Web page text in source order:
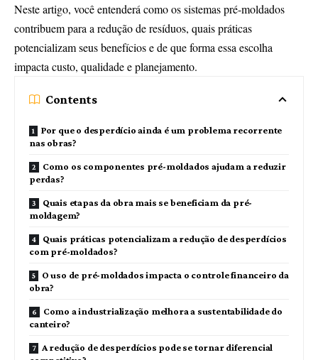
Neste artigo, você entenderá como os sistemas pré-moldados
contribuem para a redução de resíduos, quais práticas
potencializam seus benefícios e de que forma essa escolha
impacta custo, qualidade e planejamento.
Contents
Por que o desperdício ainda é um problema recorrente
nas obras?
Como os componentes pré-moldados ajudam a reduzir
perdas?
Quais etapas da obra mais se beneficiam da pré-
moldagem?
Quais práticas potencializam a redução de desperdícios
com pré-moldados?
O uso de pré-moldados impacta o controle financeiro da
obra?
Como a industrialização melhora a sustentabilidade do
canteiro?
A redução de desperdícios pode se tornar diferencial